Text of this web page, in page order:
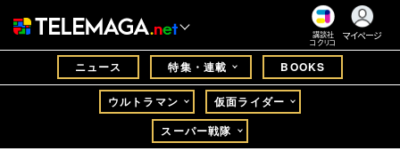
講談社
コクリコ
マイページ
ニュース 特集・連載 BOOKS
ウルトラマン
仮面ライダー
スーパー戦隊